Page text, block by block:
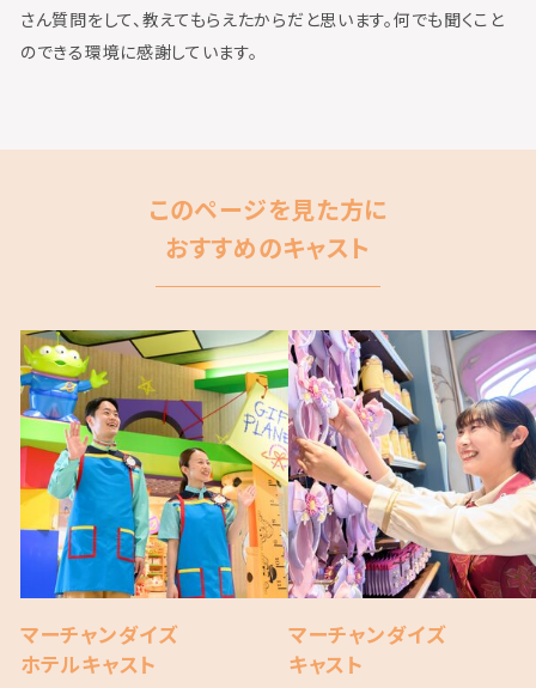
さん質問をして、教えてもらえたからだと思います。何でも聞くこと
のできる環境に感謝しています。
このページを見た方に
おすすめのキャスト
マーチャンダイズ
ホテルキャスト
マーチャンダイズ
キャスト